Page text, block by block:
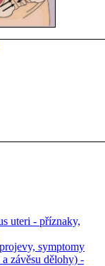
uteri - příznaky,
symptomy
závěsu dělohy) -